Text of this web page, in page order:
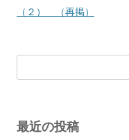
ナ
ン
（２） （再掲）
索:
最近の投稿